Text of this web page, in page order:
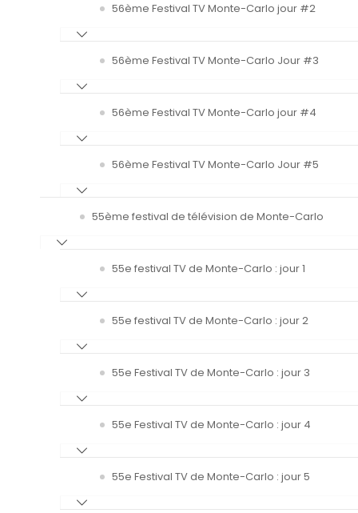
56ème Festival TV Monte-Carlo jour #2
56ème Festival TV Monte-Carlo Jour #3
56ème Festival TV Monte-Carlo jour #4
56ème Festival TV Monte-Carlo Jour #5
55ème festival de télévision de Monte-Carlo
55e festival TV de Monte-Carlo : jour 1
55e festival TV de Monte-Carlo : jour 2
55e Festival TV de Monte-Carlo : jour 3
55e Festival TV de Monte-Carlo : jour 4
55e Festival TV de Monte-Carlo : jour 5